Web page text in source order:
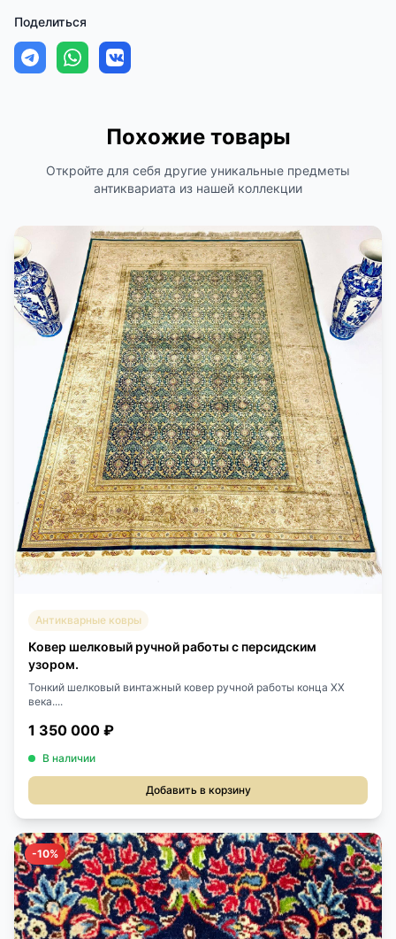
Поделиться
Похожие товары
Откройте для себя другие уникальные предметы
антиквариата из нашей коллекции
Антикварные ковры
Ковер шелковый ручной работы с персидским
узором.
Тонкий шелковый винтажный ковер ручной работы конца ХХ
века....
1 350 000 ₽
В наличии
Добавить в корзину
-10%